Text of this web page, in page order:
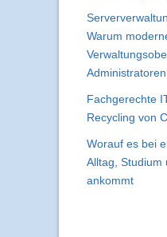
Warum
Fachgerechte
Recycling von
Worauf es bei
Alltag, Studium
ankommt